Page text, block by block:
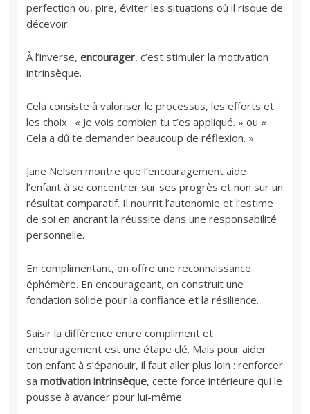
perfection ou, pire, éviter les situations où il risque de
décevoir.
À l’inverse,encourager, c’est stimuler la motivation
intrinsèque.
Cela consiste à valoriser le processus, les efforts et
les choix : « Je vois combien tu t’es appliqué. » ou «
Cela a dû te demander beaucoup de réflexion. »
Jane Nelsen montre que l’encouragement aide
l’enfant à se concentrer sur ses progrès et non sur un
résultat comparatif. Il nourrit l’autonomie et l’estime
de soi en ancrant la réussite dans une responsabilité
personnelle.
En complimentant, on offre une reconnaissance
éphémère. En encourageant, on construit une
fondation solide pour la confiance et la résilience.
Saisir la différence entre compliment et
encouragement est une étape clé. Mais pour aider
ton enfant à s’épanouir, il faut aller plus loin : renforcer
samotivation intrinsèque, cette force intérieure qui le
pousse à avancer pour lui-même.